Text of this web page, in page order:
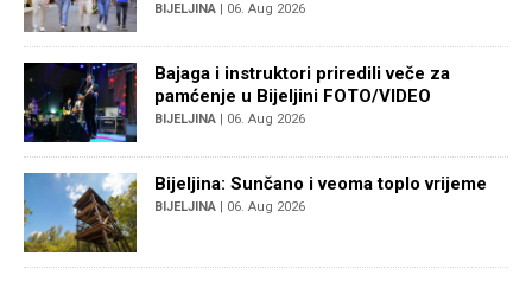
BIJELJINA | 06. Aug 2026
Bajaga i instruktori priredili veče za
pamćenje u Bijeljini FOTO/VIDEO
BIJELJINA | 06. Aug 2026
Bijeljina: Sunčano i veoma toplo vrijeme
BIJELJINA | 06. Aug 2026